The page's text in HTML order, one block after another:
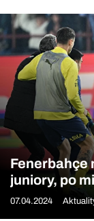
Fenerbahçe
juniory, po
07.04.2024